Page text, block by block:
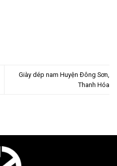
Giày dép nam Huyện Đông Sơn,
Thanh Hóa